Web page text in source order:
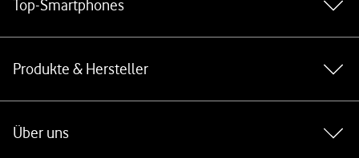
Top-Smartphones
Produkte & Hersteller
Über uns